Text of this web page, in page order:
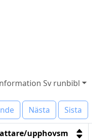
Sv runbibl
Nästa Sista
upphovsm